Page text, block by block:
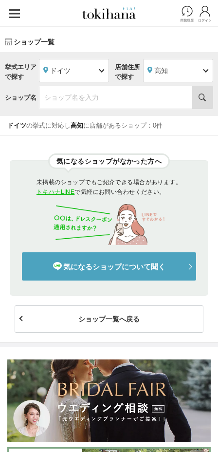
ショップ一覧
挙式エリア
で探す
ドイツ
店舗住所
で探す
高知
ショップ名
ドイツの挙式に対応し高知に店舗があるショップ：0件
気になるショップがなかった方へ
未掲載のショップでもご紹介できる場合があります。
トキハナLINEで気軽にお問い合わせください。
気になるショップについて聞く
ショップ一覧へ戻る